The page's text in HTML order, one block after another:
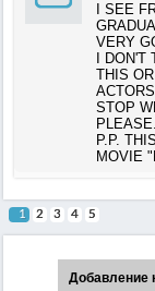
I SEE
VERY
I
THIS
STOP
P.P.
MOVIE
1 2 3 4 5
Добавление